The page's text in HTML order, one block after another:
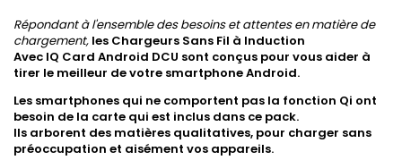
Répondant à l'ensemble des besoins et attentes en matière de
chargement, les Chargeurs Sans Fil à Induction
Avec IQ Card Android DCU sont conçus pour vous aider à
tirer le meilleur de votre smartphone Android.
Les smartphones qui ne comportent pas la fonction Qi ont
besoin de la carte qui est inclus dans ce pack.
Ils arborent des matières qualitatives, pour charger sans
préoccupation et aisément vos appareils.